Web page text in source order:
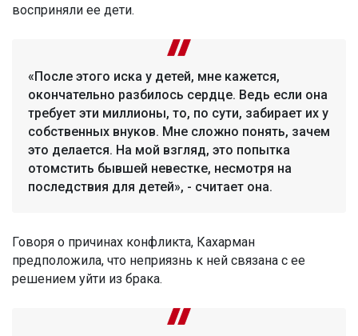
восприняли ее дети.
«После этого иска у детей, мне кажется,
окончательно разбилось сердце. Ведь если она
требует эти миллионы, то, по сути, забирает их у
собственных внуков. Мне сложно понять, зачем
это делается. На мой взгляд, это попытка
отомстить бывшей невестке, несмотря на
последствия для детей», - считает она.
Говоря о причинах конфликта, Кахарман
предположила, что неприязнь к ней связана с ее
решением уйти из брака.